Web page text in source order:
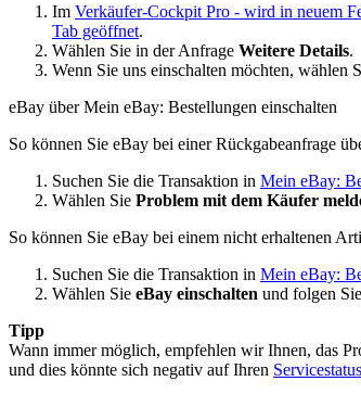
Im Verkäufer-Cockpit Pro - wird in neuem
Tab geöffnet.
Wählen Sie in der Anfrage Weitere Details.
Wenn Sie uns einschalten möchten, wählen
eBay über Mein eBay: Bestellungen einschalten
So können Sie eBay bei einer Rückgabeanfrage
Suchen Sie die Transaktion in Mein eBay:
Wählen Sie Problem mit dem Käufer
So können Sie eBay bei einem nicht erhaltenen
Suchen Sie die Transaktion in Mein eBay:
Wählen Sie eBay einschalten und folgen
Tipp
Wann immer möglich, empfehlen wir Ihnen, das
und dies könnte sich negativ auf Ihren Servicestatus